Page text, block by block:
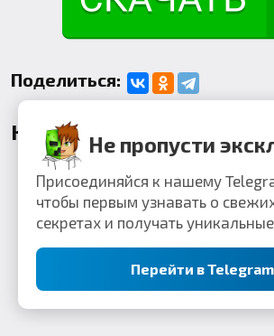
Поделиться:
КомментарииНе пропусти
Присоединяйся к нашему
чтобы первым узнавать о
секретах и получать
Перейти в Telegram